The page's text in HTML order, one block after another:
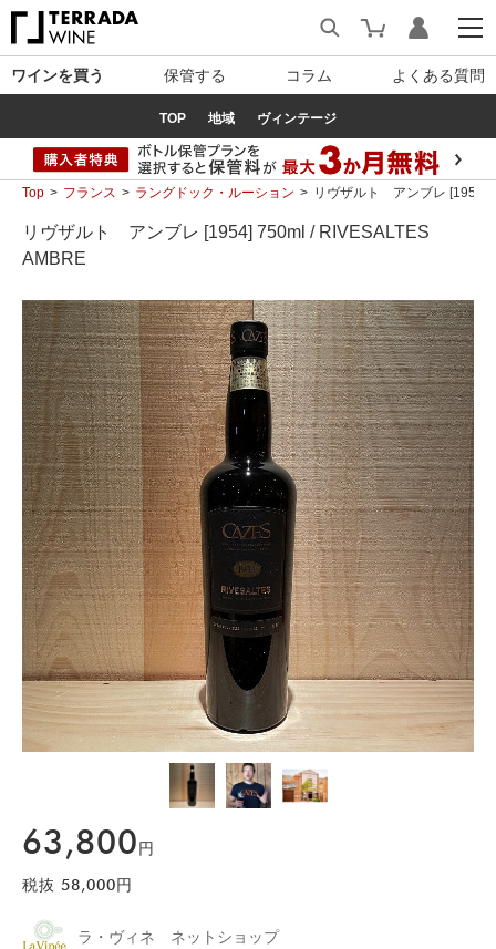
ワインを買う 保管する コラム よくある質問
TOP 地域 ヴィンテージ
Top フランス ラングドック・ルーション リヴザルト アンブレ [1954]
リヴザルト アンブレ [1954] 750ml / RIVESALTES
AMBRE
63,800 円
税抜 58,000 円
ラ・ヴィネ ネットショップ